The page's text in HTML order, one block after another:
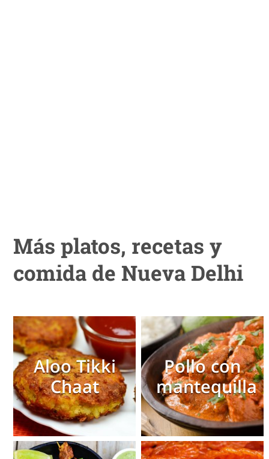
Más platos, recetas y
comida de Nueva Delhi
Aloo Tikki
Chaat
Pollo con
mantequilla